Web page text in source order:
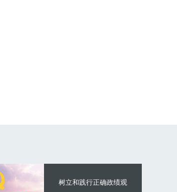
树立和践行正确政绩观